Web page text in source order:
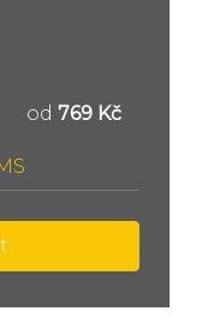
od 769 Kč